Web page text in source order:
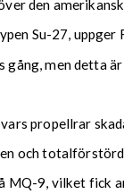
den
Su-27, uppger
men detta
propellrar
och
MQ-9, vilket